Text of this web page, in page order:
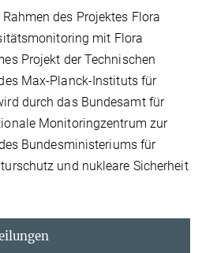
des Projektes Flora
mit Flora
Projekt der Technischen
Max-Planck-Instituts für
durch das Bundesamt für
Monitoringzentrum zur
Bundesministeriums für
und nukleare Sicherheit